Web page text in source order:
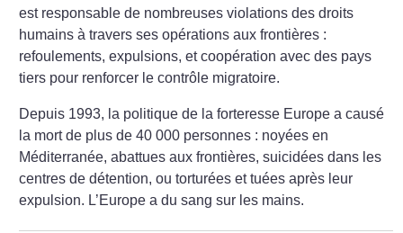
est responsable de nombreuses violations des droits
humains à travers ses opérations aux frontières :
refoulements, expulsions, et coopération avec des pays
tiers pour renforcer le contrôle migratoire.
Depuis 1993, la politique de la forteresse Europe a causé
la mort de plus de 40 000 personnes : noyées en
Méditerranée, abattues aux frontières, suicidées dans les
centres de détention, ou torturées et tuées après leur
expulsion. L’Europe a du sang sur les mains.